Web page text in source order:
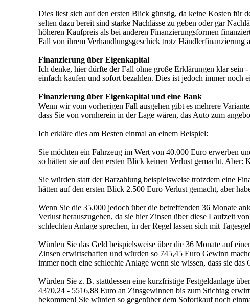
Dies liest sich auf den ersten Blick günstig, da keine Kosten für
selten dazu bereit sind starke Nachlässe zu geben oder gar
höheren Kaufpreis als bei anderen Finanzierungsformen
Fall von ihrem Verhandlungsgeschick trotz Händlerfinanzierung
Finanzierung über Eigenkapital
Ich denke, hier dürfte der Fall ohne große Erklärungen klar sein
einfach kaufen und sofort bezahlen. Dies ist jedoch immer noch
Finanzierung über Eigenkapital und eine Bank
Wenn wir vom vorherigen Fall ausgehen gibt es mehrere
dass Sie von vornherein in der Lage wären, das Auto zum
Ich erkläre dies am Besten einmal an einem Beispiel:
Sie möchten ein Fahrzeug im Wert von 40.000 Euro erwerben
so hätten sie auf den ersten Blick keinen Verlust gemacht. Aber:
Sie würden statt der Barzahlung beispielsweise trotzdem eine
hätten auf den ersten Blick 2.500 Euro Verlust gemacht, aber
Wenn Sie die 35.000 jedoch über die betreffenden 36 Monate
Verlust herauszugehen, da sie hier Zinsen über diese Laufzeit
schlechten Anlage sprechen, in der Regel lassen sich mit
Würden Sie das Geld beispielsweise über die 36 Monate auf
Zinsen erwirtschaften und würden so 745,45 Euro Gewinn
immer noch eine schlechte Anlage wenn sie wissen, dass sie
Würden Sie z. B. stattdessen eine kurzfristige Festgeldanlage
4370,24 - 5516,88 Euro an Zinsgewinnen bis zum Stichtag
bekommen! Sie würden so gegenüber dem Sofortkauf noch